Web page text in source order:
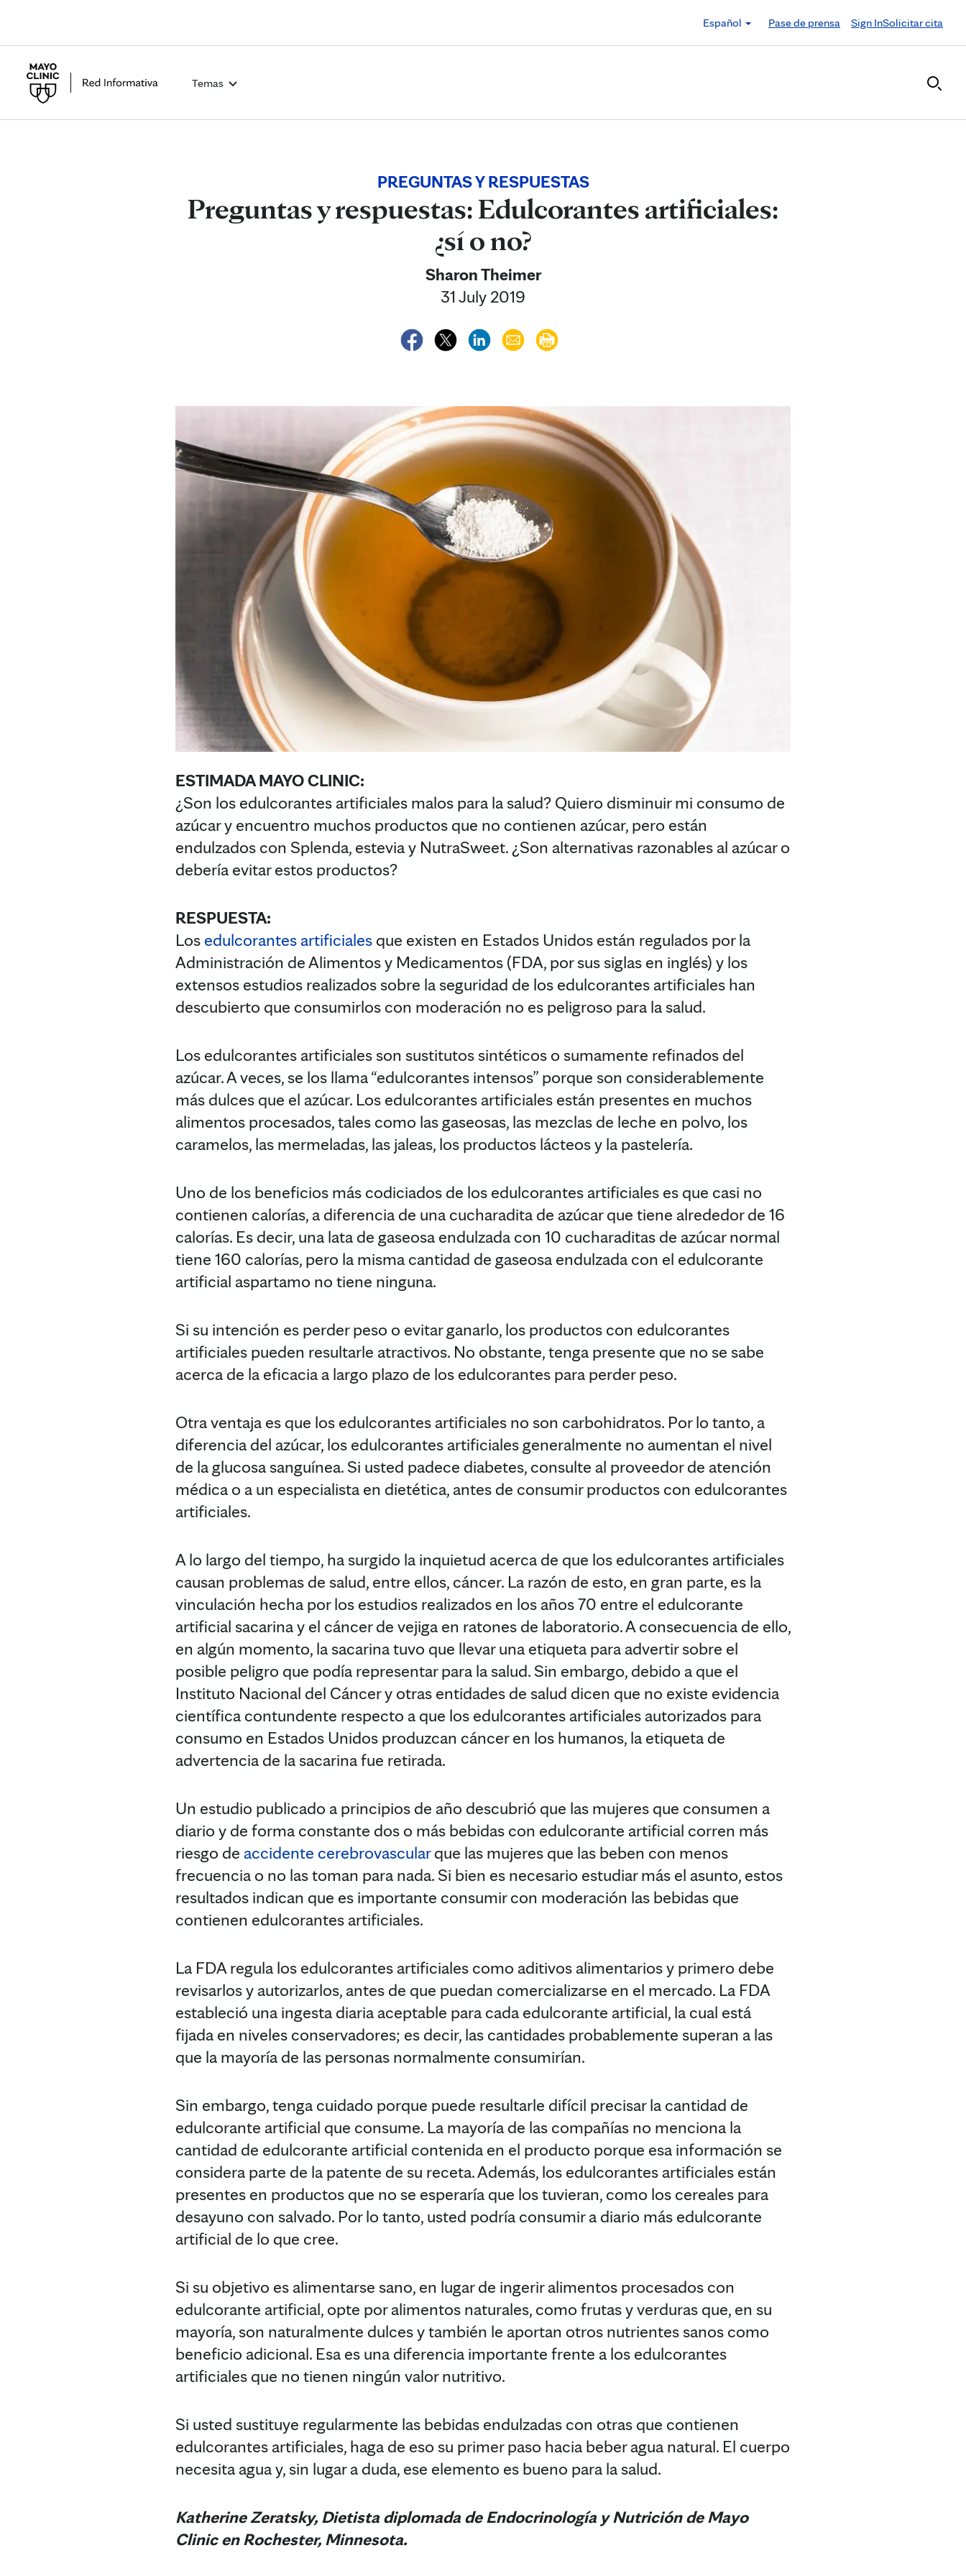
Español
Pase de prensa Sign InSolicitar cita
Temas
PREGUNTAS Y RESPUESTAS
Preguntas y respuestas: Edulcorantes artificiales:
¿sí o no?
Sharon Theimer
31 July 2019
ESTIMADA MAYO CLINIC:
¿Son los edulcorantes artificiales malos para la salud? Quiero disminuir mi consumo de
azúcar y encuentro muchos productos que no contienen azúcar, pero están
endulzados con Splenda, estevia y NutraSweet. ¿Son alternativas razonables al azúcar o
debería evitar estos productos?
RESPUESTA:
Los edulcorantes artificiales que existen en Estados Unidos están regulados por la
Administración de Alimentos y Medicamentos (FDA, por sus siglas en inglés) y los
extensos estudios realizados sobre la seguridad de los edulcorantes artificiales han
descubierto que consumirlos con moderación no es peligroso para la salud.
Los edulcorantes artificiales son sustitutos sintéticos o sumamente refinados del
azúcar. A veces, se los llama “edulcorantes intensos” porque son considerablemente
más dulces que el azúcar. Los edulcorantes artificiales están presentes en muchos
alimentos procesados, tales como las gaseosas, las mezclas de leche en polvo, los
caramelos, las mermeladas, las jaleas, los productos lácteos y la pastelería.
Uno de los beneficios más codiciados de los edulcorantes artificiales es que casi no
contienen calorías, a diferencia de una cucharadita de azúcar que tiene alrededor de 16
calorías. Es decir, una lata de gaseosa endulzada con 10 cucharaditas de azúcar normal
tiene 160 calorías, pero la misma cantidad de gaseosa endulzada con el edulcorante
artificial aspartamo no tiene ninguna.
Si su intención es perder peso o evitar ganarlo, los productos con edulcorantes
artificiales pueden resultarle atractivos. No obstante, tenga presente que no se sabe
acerca de la eficacia a largo plazo de los edulcorantes para perder peso.
Otra ventaja es que los edulcorantes artificiales no son carbohidratos. Por lo tanto, a
diferencia del azúcar, los edulcorantes artificiales generalmente no aumentan el nivel
de la glucosa sanguínea. Si usted padece diabetes, consulte al proveedor de atención
médica o a un especialista en dietética, antes de consumir productos con edulcorantes
artificiales.
A lo largo del tiempo, ha surgido la inquietud acerca de que los edulcorantes artificiales
causan problemas de salud, entre ellos, cáncer. La razón de esto, en gran parte, es la
vinculación hecha por los estudios realizados en los años 70 entre el edulcorante
artificial sacarina y el cáncer de vejiga en ratones de laboratorio. A consecuencia de ello,
en algún momento, la sacarina tuvo que llevar una etiqueta para advertir sobre el
posible peligro que podía representar para la salud. Sin embargo, debido a que el
Instituto Nacional del Cáncer y otras entidades de salud dicen que no existe evidencia
científica contundente respecto a que los edulcorantes artificiales autorizados para
consumo en Estados Unidos produzcan cáncer en los humanos, la etiqueta de
advertencia de la sacarina fue retirada.
Un estudio publicado a principios de año descubrió que las mujeres que consumen a
diario y de forma constante dos o más bebidas con edulcorante artificial corren más
riesgo de accidente cerebrovascularque las mujeres que las beben con menos
frecuencia o no las toman para nada. Si bien es necesario estudiar más el asunto, estos
resultados indican que es importante consumir con moderación las bebidas que
contienen edulcorantes artificiales.
La FDA regula los edulcorantes artificiales como aditivos alimentarios y primero debe
revisarlos y autorizarlos, antes de que puedan comercializarse en el mercado. La FDA
estableció una ingesta diaria aceptable para cada edulcorante artificial, la cual está
fijada en niveles conservadores; es decir, las cantidades probablemente superan a las
que la mayoría de las personas normalmente consumirían.
Sin embargo, tenga cuidado porque puede resultarle difícil precisar la cantidad de
edulcorante artificial que consume. La mayoría de las compañías no menciona la
cantidad de edulcorante artificial contenida en el producto porque esa información se
considera parte de la patente de su receta. Además, los edulcorantes artificiales están
presentes en productos que no se esperaría que los tuvieran, como los cereales para
desayuno con salvado. Por lo tanto, usted podría consumir a diario más edulcorante
artificial de lo que cree.
Si su objetivo es alimentarse sano, en lugar de ingerir alimentos procesados con
edulcorante artificial, opte por alimentos naturales, como frutas y verduras que, en su
mayoría, son naturalmente dulces y también le aportan otros nutrientes sanos como
beneficio adicional. Esa es una diferencia importante frente a los edulcorantes
artificiales que no tienen ningún valor nutritivo.
Si usted sustituye regularmente las bebidas endulzadas con otras que contienen
edulcorantes artificiales, haga de eso su primer paso hacia beber agua natural. El cuerpo
necesita agua y, sin lugar a duda, ese elemento es bueno para la salud.
Katherine Zeratsky, Dietista diplomada de Endocrinología y Nutrición de Mayo
Clinic en Rochester, Minnesota.